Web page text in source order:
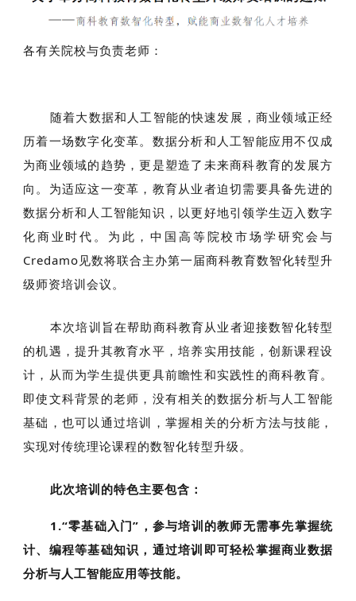
各有关院校与负责老师：
随着大数据和人工智能的快速发展，商业领域正经
历着一场数字化变革。数据分析和人工智能应用不仅成
为商业领域的趋势，更是塑造了未来商科教育的发展方
向。为适应这一变革，教育从业者迫切需要具备先进的
数据分析和人工智能知识，以更好地引领学生迈入数字
化商业时代。为此，中国高等院校市场学研究会与
Credamo见数将联合主办第一届商科教育数智化转型升
级师资培训会议。
本次培训旨在帮助商科教育从业者迎接数智化转型
的机遇，提升其教育水平，培养实用技能，创新课程设
计，从而为学生提供更具前瞻性和实践性的商科教育。
即使文科背景的老师，没有相关的数据分析与人工智能
基础，也可以通过培训，掌握相关的分析方法与技能，
实现对传统理论课程的数智化转型升级。
此次培训的特色主要包含：
1.“零基础入门”，参与培训的教师无需事先掌握统
计、编程等基础知识，通过培训即可轻松掌握商业数据
分析与人工智能应用等技能。